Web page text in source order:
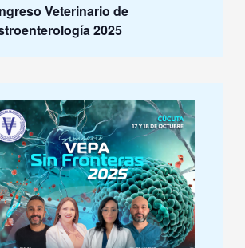
Veterinario de
2025